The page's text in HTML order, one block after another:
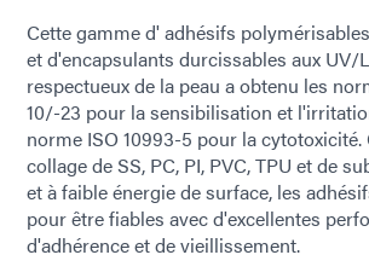
Cette gamme d' adhésifs
et d'encapsulants durcissables aux UV/
respectueux de la peau a obtenu les
10/-23 pour la sensibilisation et
norme ISO 10993-5 pour la
collage de SS, PC, PI, PVC, TPU et de
et à faible énergie de surface, les
pour être fiables avec d'excellentes
d'adhérence et de vieillissement.